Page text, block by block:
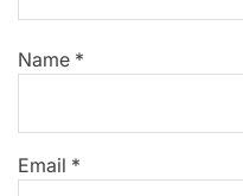
Name *
Email *